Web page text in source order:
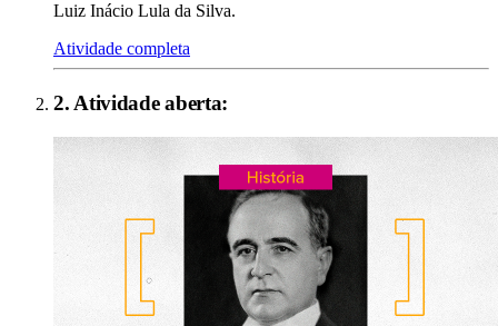
Luiz Inácio Lula da Silva.
Atividade completa
2. Atividade aberta: